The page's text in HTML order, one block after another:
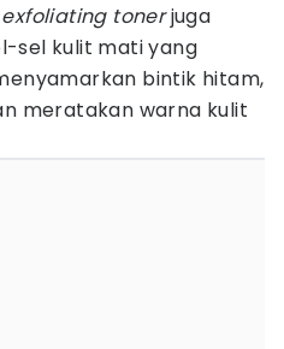
exfoliating tonerjuga
sel kulit mati yang
bintik hitam,
meratakan warna kulit